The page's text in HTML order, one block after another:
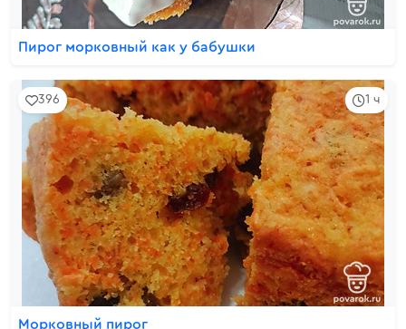
Пирог морковный как у бабушки
1 ч
396
Морковный пирог